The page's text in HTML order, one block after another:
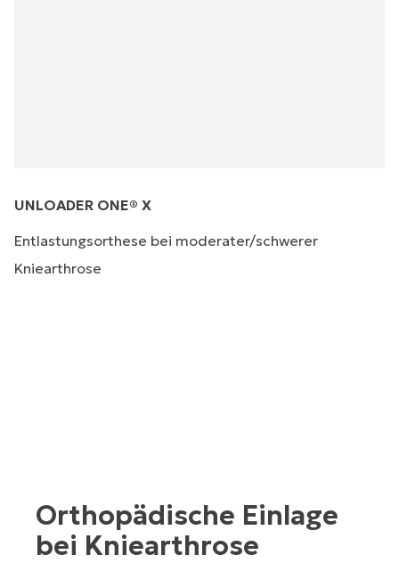
UNLOADER ONE® X
Entlastungsorthese bei moderater/schwerer
Kniearthrose
Orthopädische Einlage
bei Kniearthrose